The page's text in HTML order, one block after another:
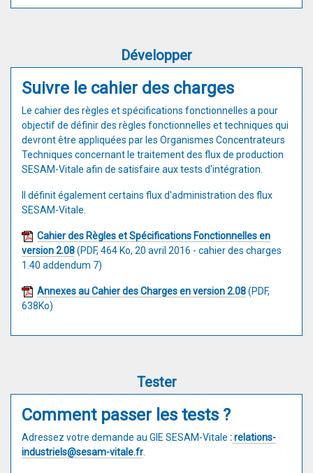
Développer
Suivre le cahier des charges
Le cahier des règles et spécifications fonctionnelles a pour
objectif de définir des règles fonctionnelles et techniques qui
devront être appliquées par les Organismes Concentrateurs
Techniques concernant le traitement des flux de production
SESAM-Vitale afin de satisfaire aux tests d'intégration.
Il définit également certains flux d'administration des flux
SESAM-Vitale.
Cahier des Règles et Spécifications Fonctionnelles en
version 2.08(PDF, 464 Ko, 20 avril 2016 - cahier des charges
1.40 addendum 7)
Annexes au Cahier des Charges en version 2.08(PDF,
638Ko)
Tester
Comment passer les tests ?
Adressez votre demande au GIE SESAM-Vitale :relations-
industriels@sesam-vitale.fr.